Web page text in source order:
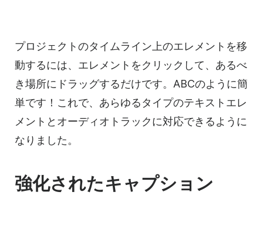
プロジェクトのタイムライン上のエレメントを移
動するには、エレメントをクリックして、あるべ
き場所にドラッグするだけです。ABCのように簡
単です！これで、あらゆるタイプのテキストエレ
メントとオーディオトラックに対応できるように
なりました。
強化されたキャプション